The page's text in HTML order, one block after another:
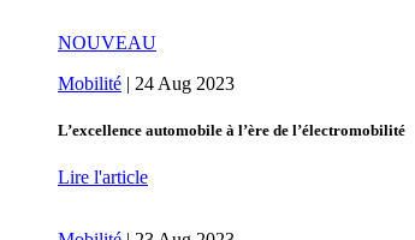
NOUVEAU
Mobilité | 24 Aug 2023
L’excellence automobile à l’ère de l’électromobilité
Lire l'article